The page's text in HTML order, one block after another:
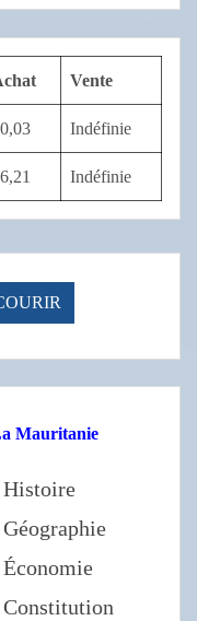
Vente
Indéfinie
Indéfinie
Mauritanie
Histoire
Géographie
Économie
Constitution